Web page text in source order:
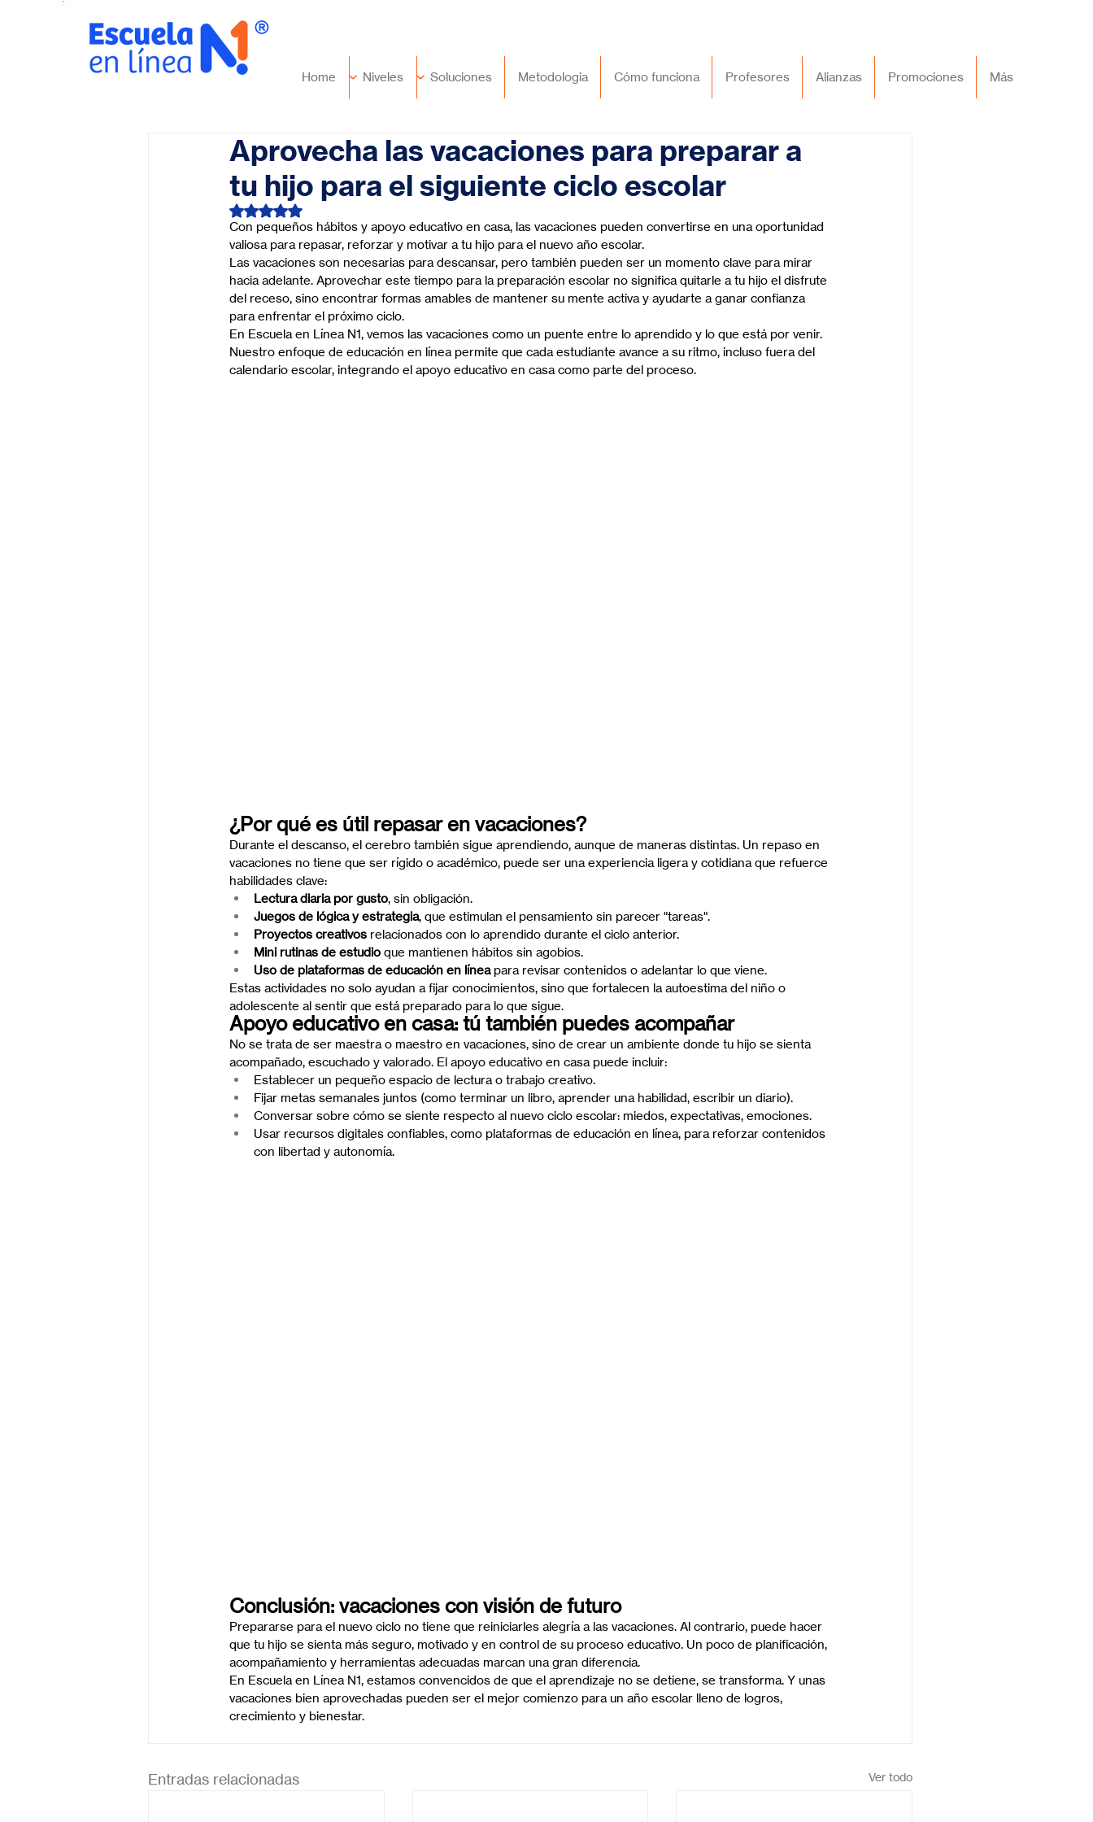
Home Niveles Soluciones Metodologia Cómo funciona Profesores Alianzas Promociones Más
Aprovecha las vacaciones para preparar a
tu hijo para el siguiente ciclo escolar
Obtuvo NaN de 5 estrellas.
Con pequeños hábitos y apoyo educativo en casa, las vacaciones pueden convertirse en una oportunidad
valiosa para repasar, reforzar y motivar a tu hijo para el nuevo año escolar.
Las vacaciones son necesarias para descansar, pero también pueden ser un momento clave para mirar
hacia adelante. Aprovechar este tiempo para la preparación escolar no significa quitarle a tu hijo el disfrute
del receso, sino encontrar formas amables de mantener su mente activa y ayudarte a ganar confianza
para enfrentar el próximo ciclo.
En Escuela en Línea N1, vemos las vacaciones como un puente entre lo aprendido y lo que está por venir.
Nuestro enfoque de educación en línea permite que cada estudiante avance a su ritmo, incluso fuera del
calendario escolar, integrando el apoyo educativo en casa como parte del proceso.
¿Por qué es útil repasar en vacaciones?
Durante el descanso, el cerebro también sigue aprendiendo, aunque de maneras distintas. Un repaso en
vacaciones no tiene que ser rígido o académico, puede ser una experiencia ligera y cotidiana que refuerce
habilidades clave:
Lectura diaria por gusto, sin obligación.
Juegos de lógica y estrategia, que estimulan el pensamiento sin parecer "tareas".
Proyectos creativos relacionados con lo aprendido durante el ciclo anterior.
Mini rutinas de estudio que mantienen hábitos sin agobios.
Uso de plataformas de educación en línea para revisar contenidos o adelantar lo que viene.
Estas actividades no solo ayudan a fijar conocimientos, sino que fortalecen la autoestima del niño o
adolescente al sentir que está preparado para lo que sigue.
Apoyo educativo en casa: tú también puedes acompañar
No se trata de ser maestra o maestro en vacaciones, sino de crear un ambiente donde tu hijo se sienta
acompañado, escuchado y valorado. El apoyo educativo en casa puede incluir:
Establecer un pequeño espacio de lectura o trabajo creativo.
Fijar metas semanales juntos (como terminar un libro, aprender una habilidad, escribir un diario).
Conversar sobre cómo se siente respecto al nuevo ciclo escolar: miedos, expectativas, emociones.
Usar recursos digitales confiables, como plataformas de educación en línea, para reforzar contenidos
con libertad y autonomía.
Conclusión: vacaciones con visión de futuro
Prepararse para el nuevo ciclo no tiene que reiniciarles alegría a las vacaciones. Al contrario, puede hacer
que tu hijo se sienta más seguro, motivado y en control de su proceso educativo. Un poco de planificación,
acompañamiento y herramientas adecuadas marcan una gran diferencia.
En Escuela en Línea N1, estamos convencidos de que el aprendizaje no se detiene, se transforma. Y unas
vacaciones bien aprovechadas pueden ser el mejor comienzo para un año escolar lleno de logros,
crecimiento y bienestar.
Entradas relacionadas Ver todo